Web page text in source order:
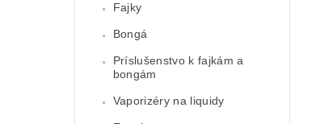
Fajky
Bongá
Príslušenstvo k fajkám a
bongám
Vaporizéry na liquidy